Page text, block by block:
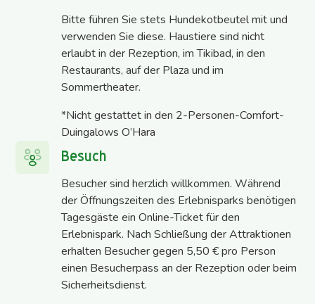
Bitte führen Sie stets Hundekotbeutel mit und
verwenden Sie diese. Haustiere sind nicht
erlaubt in der Rezeption, im Tikibad, in den
Restaurants, auf der Plaza und im
Sommertheater.
*Nicht gestattet in den 2-Personen-Comfort-
Duingalows O’Hara
Besuch
Besucher sind herzlich willkommen. Während
der Öffnungszeiten des Erlebnisparks benötigen
Tagesgäste ein Online-Ticket für den
Erlebnispark. Nach Schließung der Attraktionen
erhalten Besucher gegen 5,50 € pro Person
einen Besucherpass an der Rezeption oder beim
Sicherheitsdienst.